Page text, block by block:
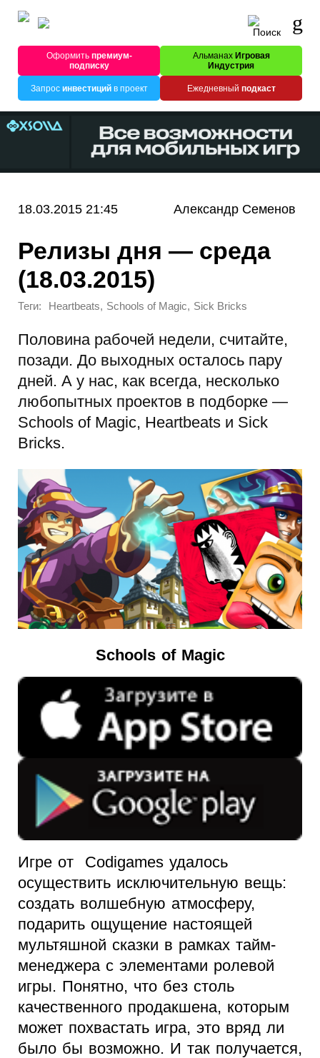
Оформитьпремиум-
подписку
Альманах Игровая
Индустрия
Запрос инвестицийв проект Ежедневный подкаст
18.03.2015 21:45 Александр Семенов
Релизы дня — среда
(18.03.2015)
Теги: Heartbeats, Schools of Magic, Sick Bricks
Половина рабочей недели, считайте,
позади. До выходных осталось пару
дней. А у нас, как всегда, несколько
любопытных проектов в подборке —
Schools of Magic, Heartbeats и Sick
Bricks.
Schools of Magic
Игре от Codigames удалось
осуществить исключительную вещь:
создать волшебную атмосферу,
подарить ощущение настоящей
мультяшной сказки в рамках тайм-
менеджера с элементами ролевой
игры. Понятно, что без столь
качественного продакшена, которым
может похвастать игра, это вряд ли
было бы возможно. И так получается,